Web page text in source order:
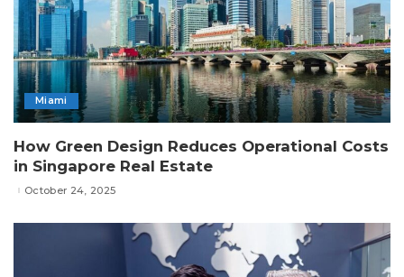
Miami
How Green Design Reduces Operational Costs
in Singapore Real Estate
October 24, 2025